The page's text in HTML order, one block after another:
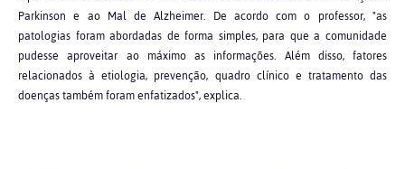
Parkinson e ao Mal de Alzheimer. De acordo com o professor, "as
patologias foram abordadas de forma simples, para que a comunidade
pudesse aproveitar ao máximo as informações. Além disso, fatores
relacionados à etiologia, prevenção, quadro clínico e tratamento das
doenças também foram enfatizados", explica.